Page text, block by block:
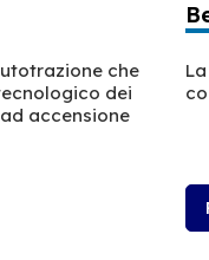
che
dei
accensione